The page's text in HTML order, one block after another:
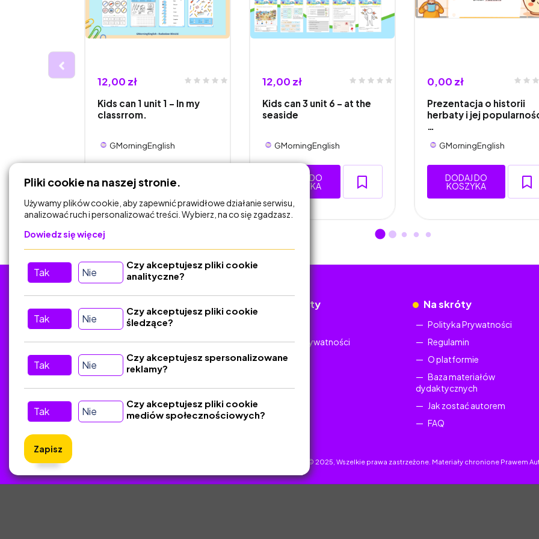
12,00 zł
Kids can 1 unit 1 - In my
classrrom.
GMorningEnglish
DODAJ DO
KOSZYKA
12,00 zł
Kids can 3 unit 6 - at the
seaside
GMorningEnglish
DODAJ DO
KOSZYKA
0,00 zł
Prezentacja o historii
herbaty i jej
GMorningEnglish
DODAJ DO
KOSZYKA
Kontakt
Dokumenty
Polityka Prywatności
Na skróty
Polityka Prywatności
Regulamin
O platformie
Baza materiałów
dydaktycznych
Jak zostać autorem
FAQ
ZlotyNauczyciel.pl © 2025, Wszelkie prawa zastrzeżone. Materiały chronione Prawem
Pliki cookie na naszej stronie.
Używamy plików cookie, aby zapewnić prawidłowe działanie serwisu,
analizować ruch i personalizować treści. Wybierz, na co się zgadzasz.
Dowiedz się więcej
Tak Nie
Czy akceptujesz pliki cookie
analityczne?
Tak Nie
Czy akceptujesz pliki cookie
śledzące?
Tak Nie
Czy akceptujesz spersonalizowane
reklamy?
Tak Nie
Czy akceptujesz pliki cookie
mediów społecznościowych?
Zapisz